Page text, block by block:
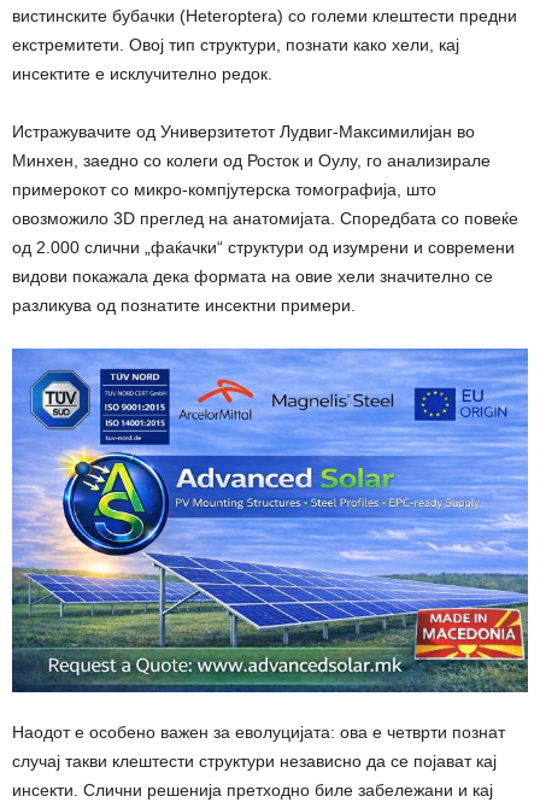
вистинските бубачки (Heteroptera) со големи клештести предни
екстремитети. Овој тип структури, познати како хели, кај
инсектите е исклучително редок.
Истражувачите од Универзитетот Лудвиг-Максимилијан во
Минхен, заедно со колеги од Росток и Оулу, го анализирале
примерокот со микро-компјутерска томографија, што
овозможило 3D преглед на анатомијата. Споредбата со повеќе
од 2.000 слични „фаќачки“ структури од изумрени и современи
видови покажала дека формата на овие хели значително се
разликува од познатите инсектни примери.
Наодот е особено важен за еволуцијата: ова е четврти познат
случај такви клештести структури независно да се појават кај
инсекти. Слични решенија претходно биле забележани и кај